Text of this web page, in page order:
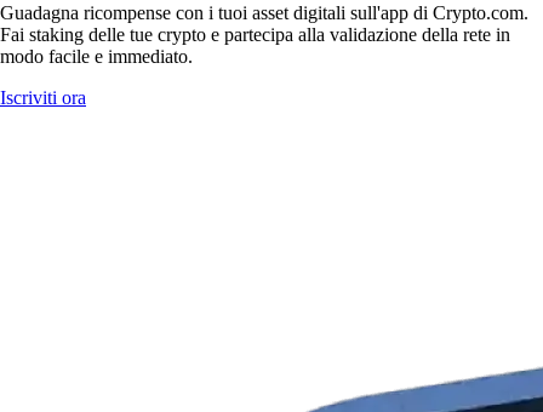
Guadagna ricompense con i tuoi asset digitali sull'app di Crypto.com.
Fai staking delle tue crypto e partecipa alla validazione della rete in
modo facile e immediato.
Iscriviti ora